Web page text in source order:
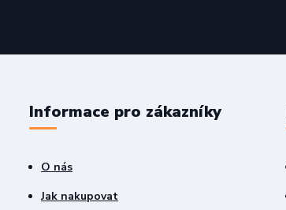
Informace pro zákazníky
O nás
Jak nakupovat